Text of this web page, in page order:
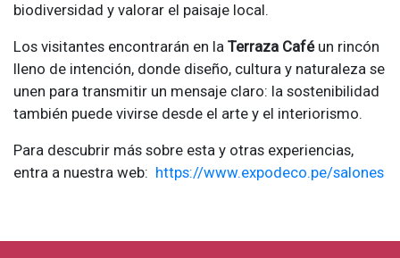
biodiversidad y valorar el paisaje local.
Los visitantes encontrarán en la Terraza Café un rincón
lleno de intención, donde diseño, cultura y naturaleza se
unen para transmitir un mensaje claro: la sostenibilidad
también puede vivirse desde el arte y el interiorismo.
Para descubrir más sobre esta y otras experiencias,
entra a nuestra web: https://www.expodeco.pe/salones